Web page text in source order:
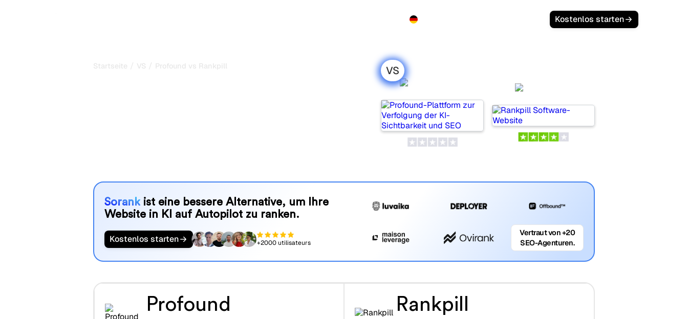
Kostenlos starten
Startseite / VS / Profound vs Rankpill VS
Sorankist eine bessere Alternative, um Ihre
Website in KI auf Autopilot zu ranken.
Kostenlos starten +2000 utilisateurs
Vertraut von +20
SEO-Agenturen.
Profound Rankpill